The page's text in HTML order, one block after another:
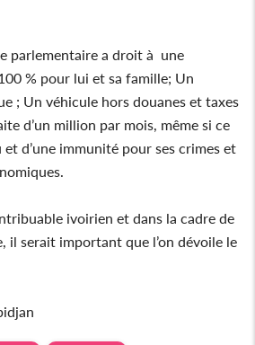
parlementaire a droit à une
% pour lui et sa famille; Un
; Un véhicule hors douanes et taxes
d’un million par mois, même si ce
et d’une immunité pour ses crimes et
ivoirien et dans la cadre de
il serait important que l’on dévoile le